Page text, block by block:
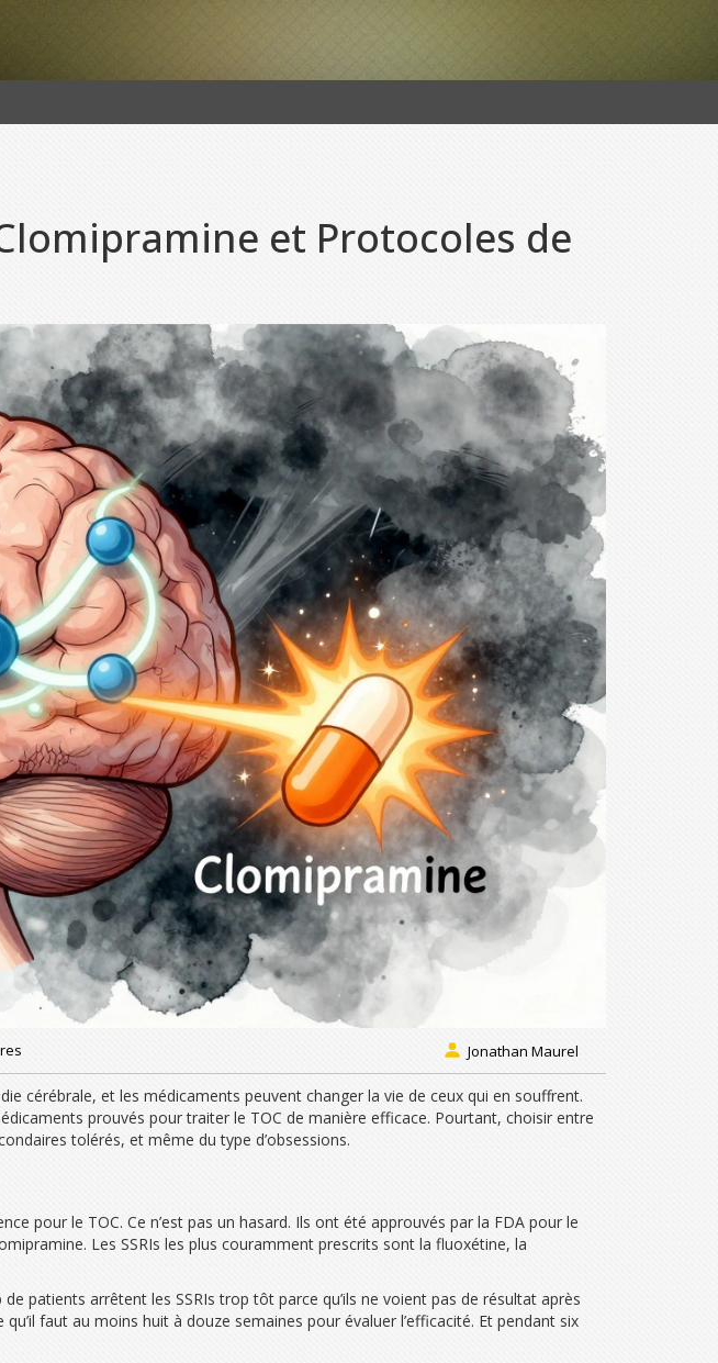
et Protocoles de
Jonathan Maurel
cérébrale, et les médicaments peuvent changer la vie de ceux qui en souffrent.
prouvés pour traiter le TOC de manière efficace. Pourtant, choisir entre
tolérés, et même du type d’obsessions.
pour le TOC. Ce n’est pas un hasard. Ils ont été approuvés par la FDA pour le
Les SSRIs les plus couramment prescrits sont la fluoxétine, la
patients arrêtent les SSRIs trop tôt parce qu’ils ne voient pas de résultat après
faut au moins huit à douze semaines pour évaluer l’efficacité. Et pendant six